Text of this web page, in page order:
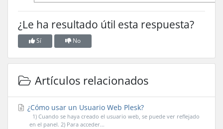
¿Le ha resultado útil esta respuesta?
Sí No
Artículos relacionados
¿Cómo usar un Usuario Web Plesk?
1) Cuando se haya creado el usuario web, se puede ver reflejado
en el panel. 2) Para acceder...